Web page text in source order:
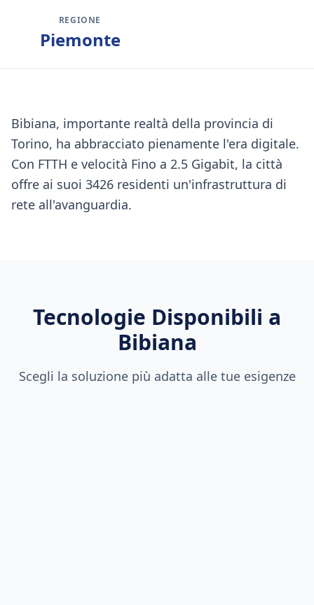
REGIONE
Piemonte
Bibiana, importante realtà della provincia di
Torino, ha abbracciato pienamente l'era digitale.
Con FTTH e velocità Fino a 2.5 Gigabit, la città
offre ai suoi 3426 residenti un'infrastruttura di
rete all'avanguardia.
Tecnologie Disponibili a
Bibiana
Scegli la soluzione più adatta alle tue esigenze